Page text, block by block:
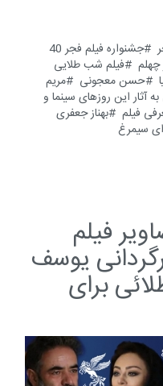
جشنواره فیلم فجر 40
فیلم شب طلایی
حسن معجونی
مریم
آثار این روزهای سینما و
فیلم
بهناز جعفری
سیمرغ
فیلم
یوسف
برای